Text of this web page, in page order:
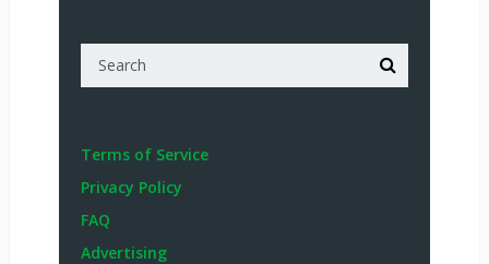
Terms of Service
Privacy Policy
FAQ
Advertising